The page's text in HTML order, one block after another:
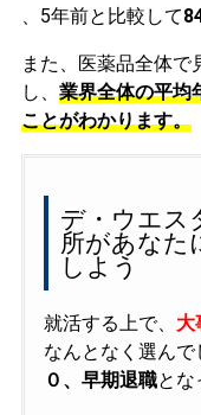
、5年前と比較して
また、医薬品全体
し、 業界全体の平均
ことがわかります。
デ・ウエス
所があなた
しよう
就活する上で、 大
なんとなく選ん
０、早期退職とな